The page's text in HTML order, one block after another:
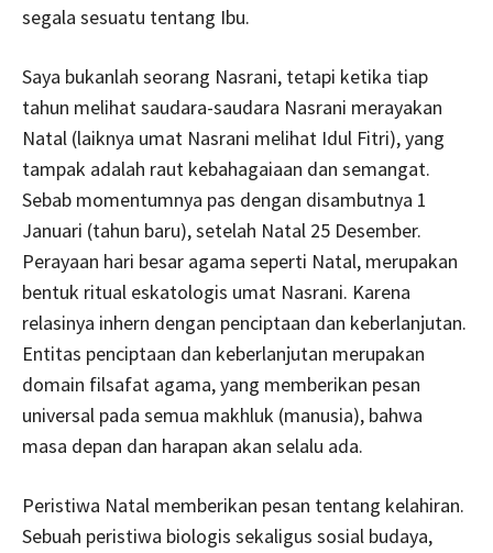
segala sesuatu tentang Ibu.
Saya bukanlah seorang Nasrani, tetapi ketika tiap
tahun melihat saudara-saudara Nasrani merayakan
Natal (laiknya umat Nasrani melihat Idul Fitri), yang
tampak adalah raut kebahagaiaan dan semangat.
Sebab momentumnya pas dengan disambutnya 1
Januari (tahun baru), setelah Natal 25 Desember.
Perayaan hari besar agama seperti Natal, merupakan
bentuk ritual eskatologis umat Nasrani. Karena
relasinya inhern dengan penciptaan dan keberlanjutan.
Entitas penciptaan dan keberlanjutan merupakan
domain filsafat agama, yang memberikan pesan
universal pada semua makhluk (manusia), bahwa
masa depan dan harapan akan selalu ada.
Peristiwa Natal memberikan pesan tentang kelahiran.
Sebuah peristiwa biologis sekaligus sosial budaya,